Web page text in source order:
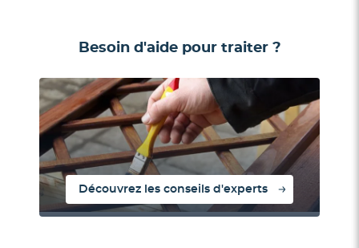
Besoin d'aide pour traiter ?
Découvrez les conseils d'experts